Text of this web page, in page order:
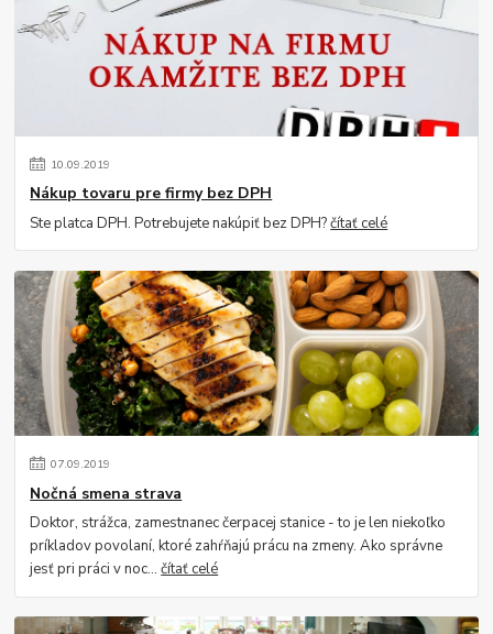
10.09.2019
Nákup tovaru pre firmy bez DPH
Ste platca DPH. Potrebujete nakúpiť bez DPH?čítať celé
07.09.2019
Nočná smena strava
Doktor, strážca, zamestnanec čerpacej stanice - to je len niekoľko
príkladov povolaní, ktoré zahŕňajú prácu na zmeny. Ako správne
jesť pri práci v noc...čítať celé